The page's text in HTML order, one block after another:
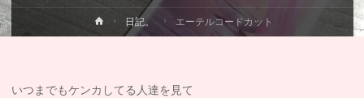
ホ
ー
日記。 エーテルコードカット
いつまでもケンカしてる人達を見て